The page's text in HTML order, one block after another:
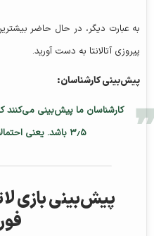
به عبارت دیگر، در حال حاضر
پیروزی آتالانتا به دست آورید.
پیش‌بینی کارشناسان:
کارشناسان ما پیش‌بینی می‌کنند
۳٫۵ باشد. یعنی احتمالا بازی کم‌گلی خواهد بود.
پیش‌بینی بازی